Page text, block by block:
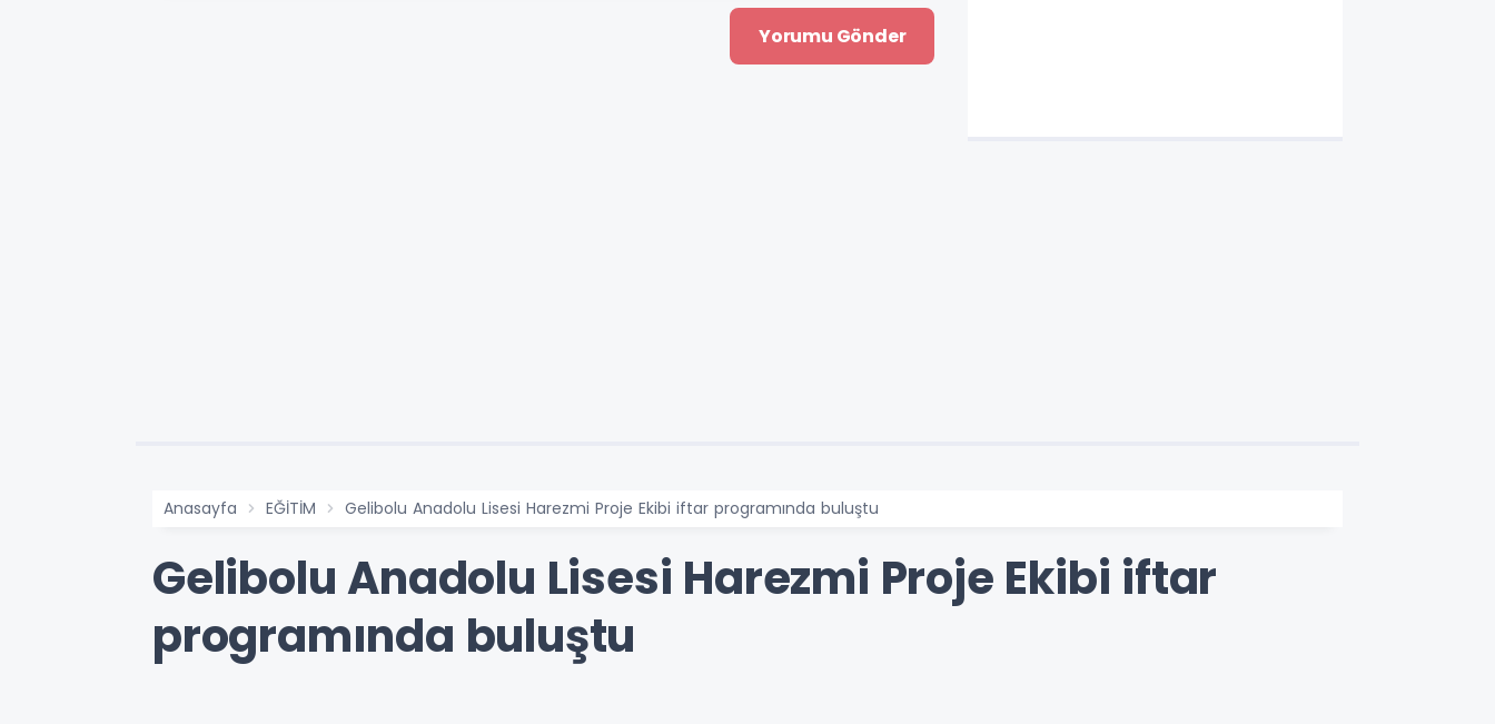
Anasayfa EĞİTİM Gelibolu Anadolu Lisesi Harezmi Proje Ekibi iftar programında buluştu
Gelibolu Anadolu Lisesi Harezmi Proje Ekibi iftar
programında buluştu